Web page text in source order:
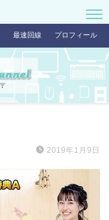
最速回線 プロフィール
2019年1月9日